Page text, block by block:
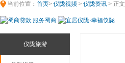
当前位置： 首页> 仪陇视频 > 仪陇资讯 > 正文
仪陇旅游